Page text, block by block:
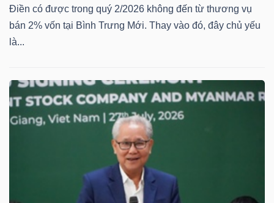
Điền có được trong quý 2/2026 không đến từ thương vụ
bán 2% vốn tại Bình Trưng Mới. Thay vào đó, đây chủ yếu
là...
YẾU
CHĂM
SÓC
SỨC